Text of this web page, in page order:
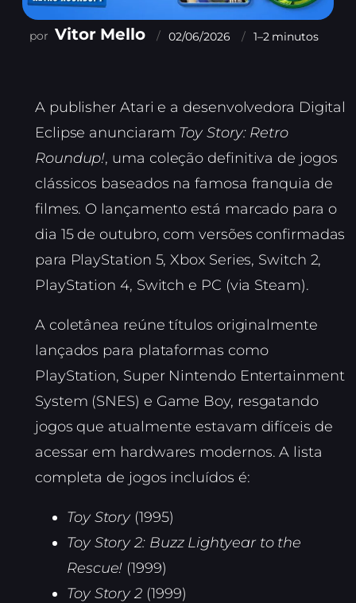
Vitor Mello 02/06/2026 1–2 minutos
A publisher Atari e a desenvolvedora Digital
Eclipse anunciaram Toy Story: Retro
Roundup!, uma coleção definitiva de jogos
clássicos baseados na famosa franquia de
filmes. O lançamento está marcado para o
dia 15 de outubro, com versões confirmadas
para PlayStation 5, Xbox Series, Switch 2,
PlayStation 4, Switch e PC (via Steam).
A coletânea reúne títulos originalmente
lançados para plataformas como
PlayStation, Super Nintendo Entertainment
System (SNES) e Game Boy, resgatando
jogos que atualmente estavam difíceis de
acessar em hardwares modernos. A lista
completa de jogos incluídos é:
Toy Story(1995)
Toy Story 2: Buzz Lightyear to the
Rescue! (1999)
Toy Story 2 (1999)